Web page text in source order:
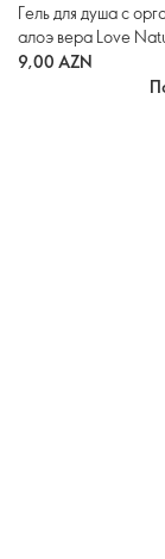
Гель для душа с
алоэ вера Love
9,00 AZN